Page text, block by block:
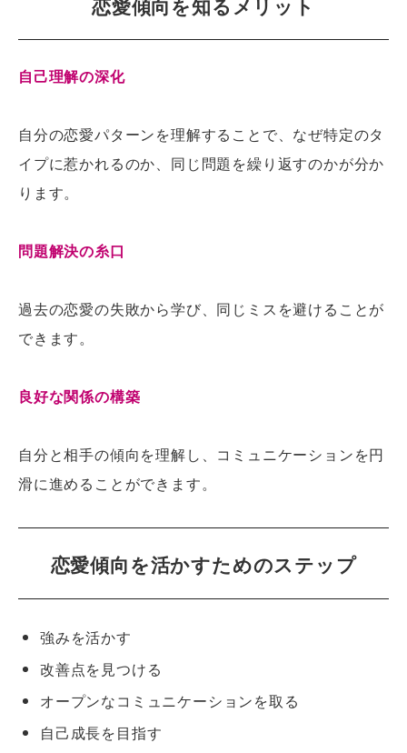
恋愛傾向を知るメリット
自己理解の深化
自分の恋愛パターンを理解することで、なぜ特定のタ
イプに惹かれるのか、同じ問題を繰り返すのかが分か
ります。
問題解決の糸口
過去の恋愛の失敗から学び、同じミスを避けることが
できます。
良好な関係の構築
自分と相手の傾向を理解し、コミュニケーションを円
滑に進めることができます。
恋愛傾向を活かすためのステップ
強みを活かす
改善点を見つける
オープンなコミュニケーションを取る
自己成長を目指す